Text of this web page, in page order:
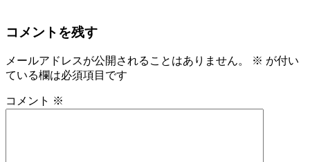
コメントを残す
メールアドレスが公開されることはありません。 ※ が付い
ている欄は必須項目です
コメント ※